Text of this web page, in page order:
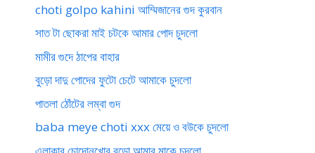
choti golpo kahini আম্মিজানের গুদ কুরবান
সাত টা ছোকরা মাই চটকে আমার পোদ চুদলো
মামীর গুদে ঠাপের বাহার
বুড়ো দাদু পোদের ফুটো চেটে আমাকে চুদলো
পাতলা ঠোঁটের লম্বা গুদ
baba meye choti xxx মেয়ে ও বউকে চুদলো